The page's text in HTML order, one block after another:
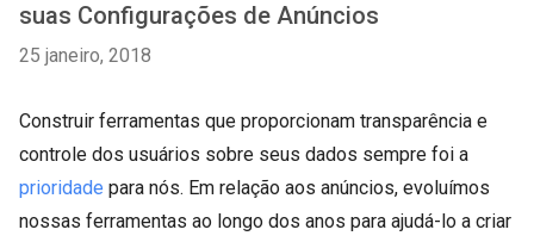
suas Configurações de Anúncios
25 janeiro, 2018
Construir ferramentas que proporcionam transparência e
controle dos usuários sobre seus dados sempre foi a
prioridade para nós. Em relação aos anúncios, evoluímos
nossas ferramentas ao longo dos anos para ajudá-lo a criar